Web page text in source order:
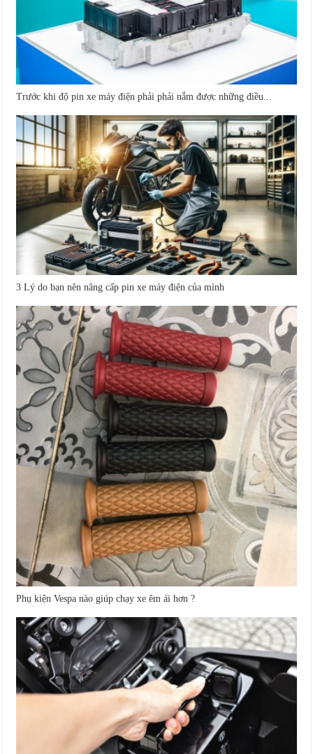
Trước khi độ pin xe máy điện phải phải nắm được những điều...
3 Lý do bạn nên nâng cấp pin xe máy điện của mình
Phụ kiện Vespa nào giúp chạy xe êm ái hơn ?